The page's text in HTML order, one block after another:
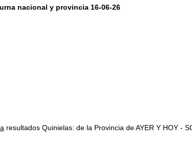
nacional y provincia 16-06-26
resultados Quinielas: de la Provincia de AYER Y HOY -